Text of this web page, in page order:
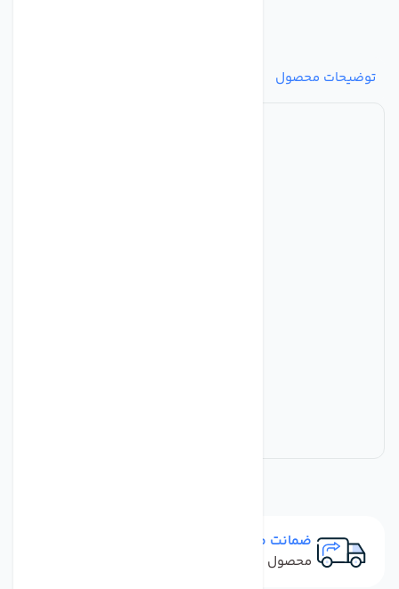
توضیحات محصول
ضمانت مرجوعی
محصول نباید آسیب دیده باشد